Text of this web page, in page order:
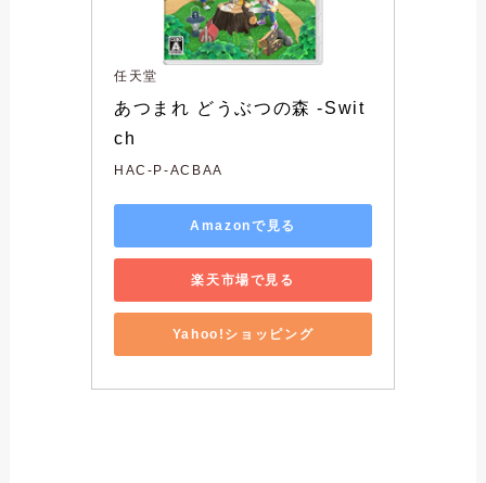
任天堂
あつまれ どうぶつの森 -Swit
ch
HAC-P-ACBAA
Amazonで見る
楽天市場で見る
Yahoo!ショッピング